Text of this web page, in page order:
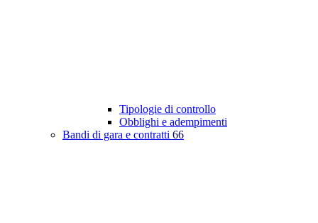
Tipologie di controllo
Obblighi e adempimenti
Bandi di gara e contratti 66